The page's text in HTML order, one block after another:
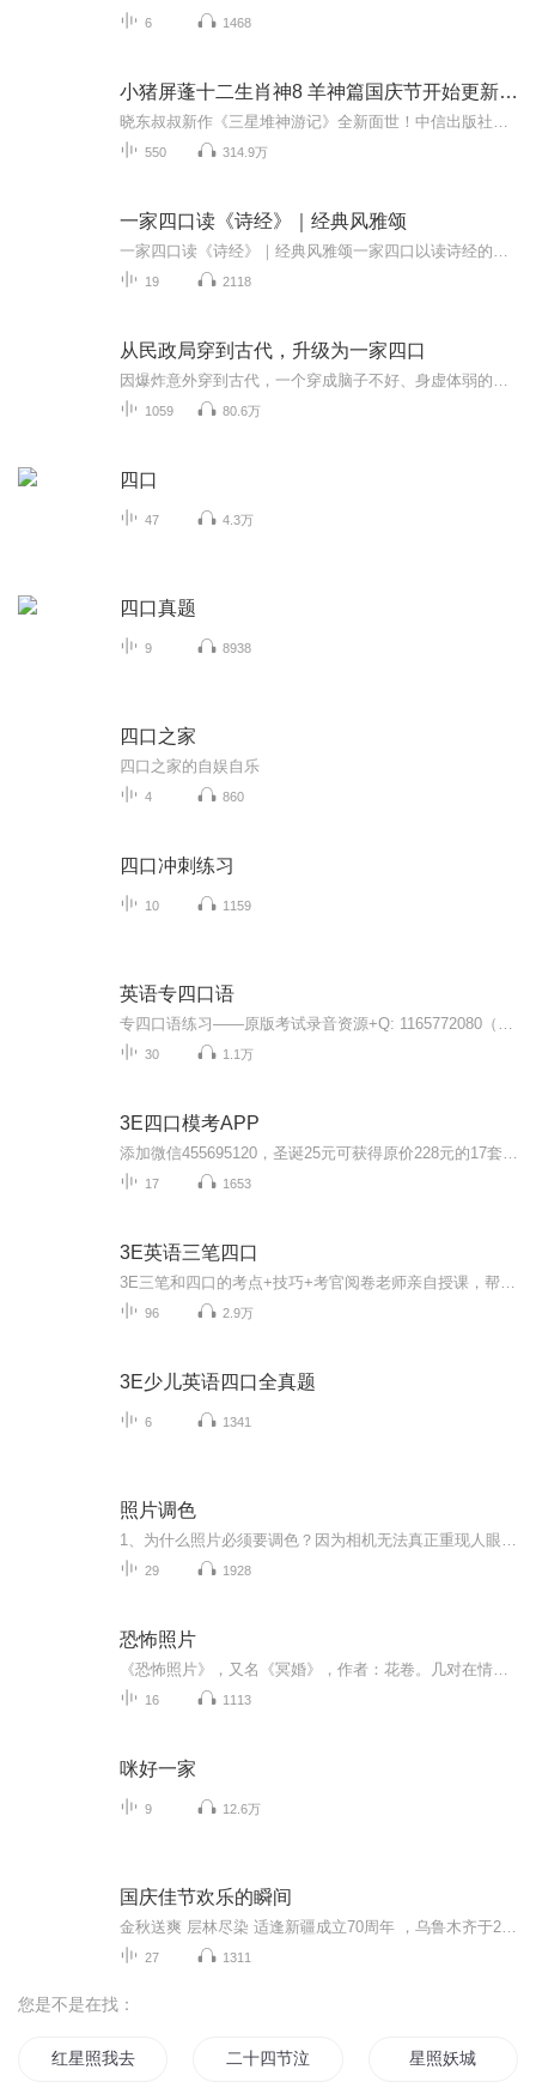
6 1468
小猪屏蓬十二生肖神8 羊神篇国庆节开始更新啦！
550 314.9万
一家四口读《诗经》｜经典风雅颂
19 2118
从民政局穿到古代，升级为一家四口
1059 80.6万
四口
47 4.3万
四口真题
9 8938
四口之家
四口之家的自娱自乐
4 860
四口冲刺练习
10 1159
英语专四口语
30 1.1万
3E四口模考APP
17 1653
3E英语三笔四口
96 2.9万
3E少儿英语四口全真题
6 1341
照片调色
29 1928
恐怖照片
16 1113
咪好一家
9 12.6万
国庆佳节欢乐的瞬间
27 1311
您是不是在找：
红星照我去战斗 二十四节泣歌 星照妖城